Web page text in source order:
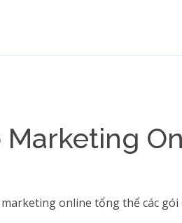
Marketing
online tổng thể các gói